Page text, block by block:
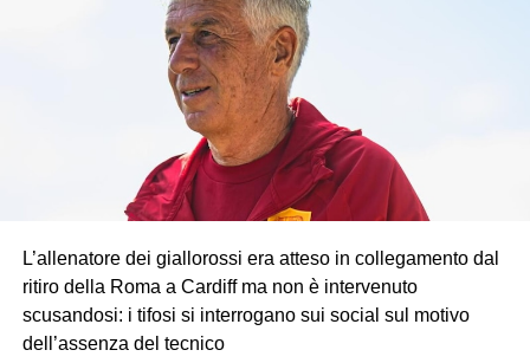
L’allenatore dei giallorossi era atteso in collegamento dal
ritiro della Roma a Cardiff ma non è intervenuto
scusandosi: i tifosi si interrogano sui social sul motivo
dell’assenza del tecnico